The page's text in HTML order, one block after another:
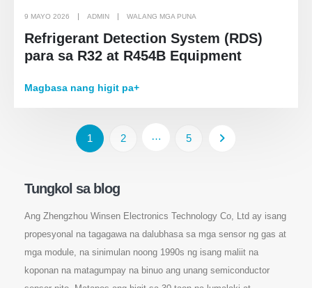
9 MAYO 2026 ADMIN WALANG MGA PUNA
Refrigerant Detection System (RDS)
para sa R32 at R454B Equipment
Magbasa nang higit pa+
1 2 … 5
Tungkol sa blog
Ang Zhengzhou Winsen Electronics Technology Co, Ltd ay isang
propesyonal na tagagawa na dalubhasa sa mga sensor ng gas at
mga module, na sinimulan noong 1990s ng isang maliit na
koponan na matagumpay na binuo ang unang semiconductor